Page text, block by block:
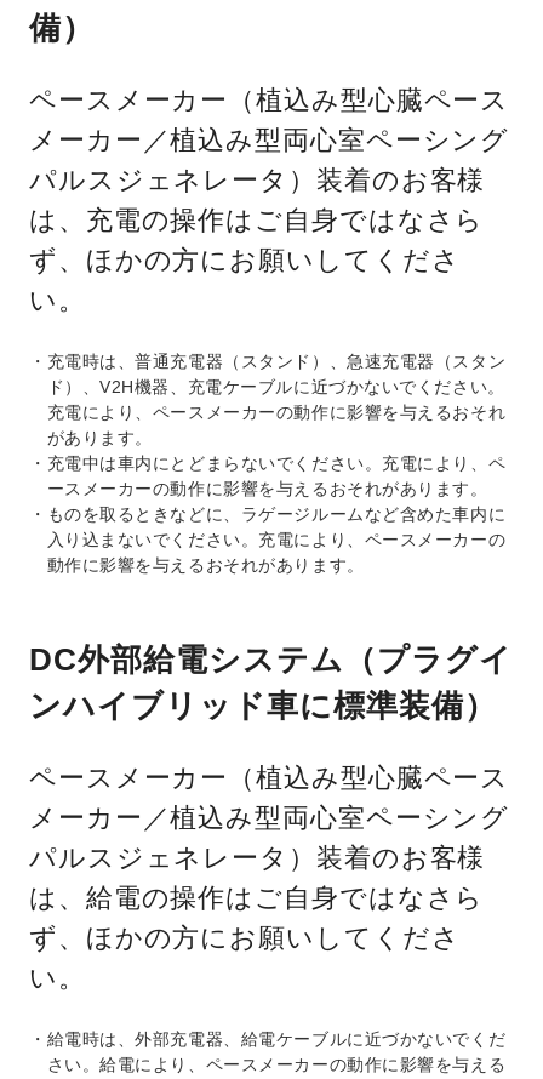
備）
ペースメーカー（植込み型心臓ペース
メーカー／植込み型両心室ペーシング
パルスジェネレータ）装着のお客様
は、充電の操作はご自身ではなさら
ず、ほかの方にお願いしてくださ
い。
充電時は、普通充電器（スタンド）、急速充電器（スタン
ド）、V2H機器、充電ケーブルに近づかないでください。
充電により、ペースメーカーの動作に影響を与えるおそれ
があります。
充電中は車内にとどまらないでください。充電により、ペ
ースメーカーの動作に影響を与えるおそれがあります。
ものを取るときなどに、ラゲージルームなど含めた車内に
入り込まないでください。充電により、ペースメーカーの
動作に影響を与えるおそれがあります。
DC外部給電システム（プラグイ
ンハイブリッド車に標準装備）
ペースメーカー（植込み型心臓ペース
メーカー／植込み型両心室ペーシング
パルスジェネレータ）装着のお客様
は、給電の操作はご自身ではなさら
ず、ほかの方にお願いしてくださ
い。
給電時は、外部充電器、給電ケーブルに近づかないでくだ
さい。給電により、ペースメーカーの動作に影響を与える